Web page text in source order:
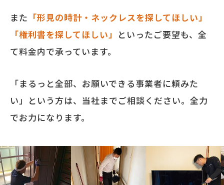
また 「形見の時計・ネックレスを探してほしい」
「権利書を探してほしい」 といったご要望も、全
て料金内で承っています。
「まるっと全部、お願いできる事業者に頼みた
い」という方は、当社までご相談ください。全力
でお力になります。